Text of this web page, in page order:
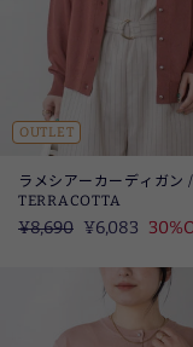
OUTLET
ラメシアーカーディガン /
TERRACOTTA
定
¥8,690 SALE
¥6,083